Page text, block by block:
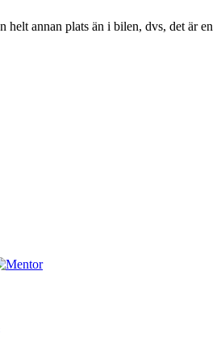
helt annan plats än i bilen, dvs, det är en